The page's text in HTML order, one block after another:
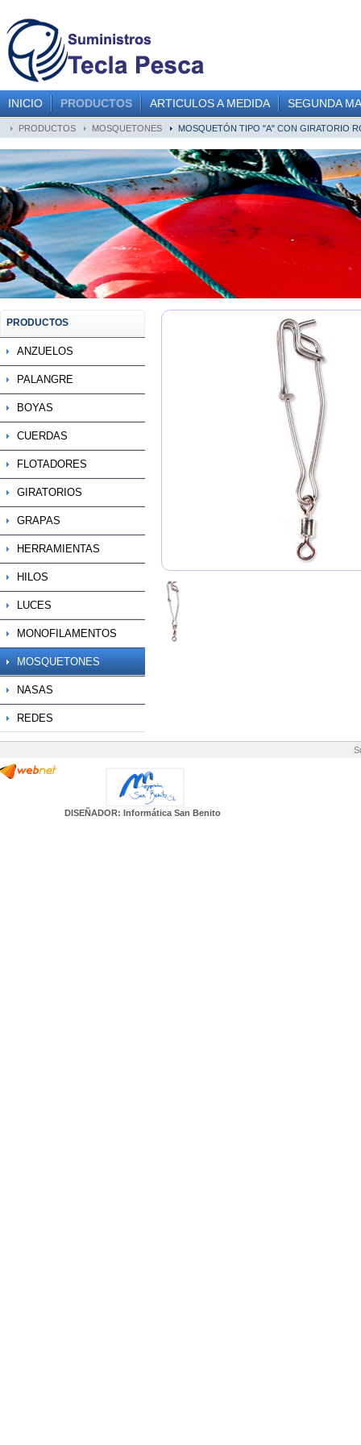
INICIO PRODUCTOS ARTICULOS A MEDIDA SEGUNDA
PRODUCTOS MOSQUETONES MOSQUETÓN TIPO "A" CON GIRATORIO
PRODUCTOS
ANZUELOS
PALANGRE
BOYAS
CUERDAS
FLOTADORES
GIRATORIOS
GRAPAS
HERRAMIENTAS
HILOS
LUCES
MONOFILAMENTOS
MOSQUETONES
NASAS
REDES
DISEÑADOR: Informática San Benito